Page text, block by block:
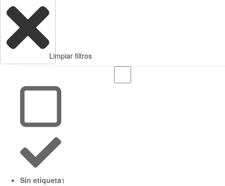
Limpiar filtros
Sin etiqueta1